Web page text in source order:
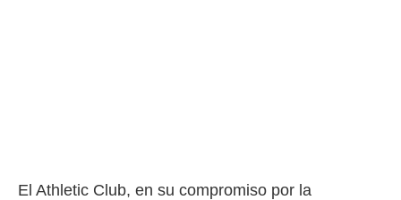
El Athletic Club, en su compromiso por la